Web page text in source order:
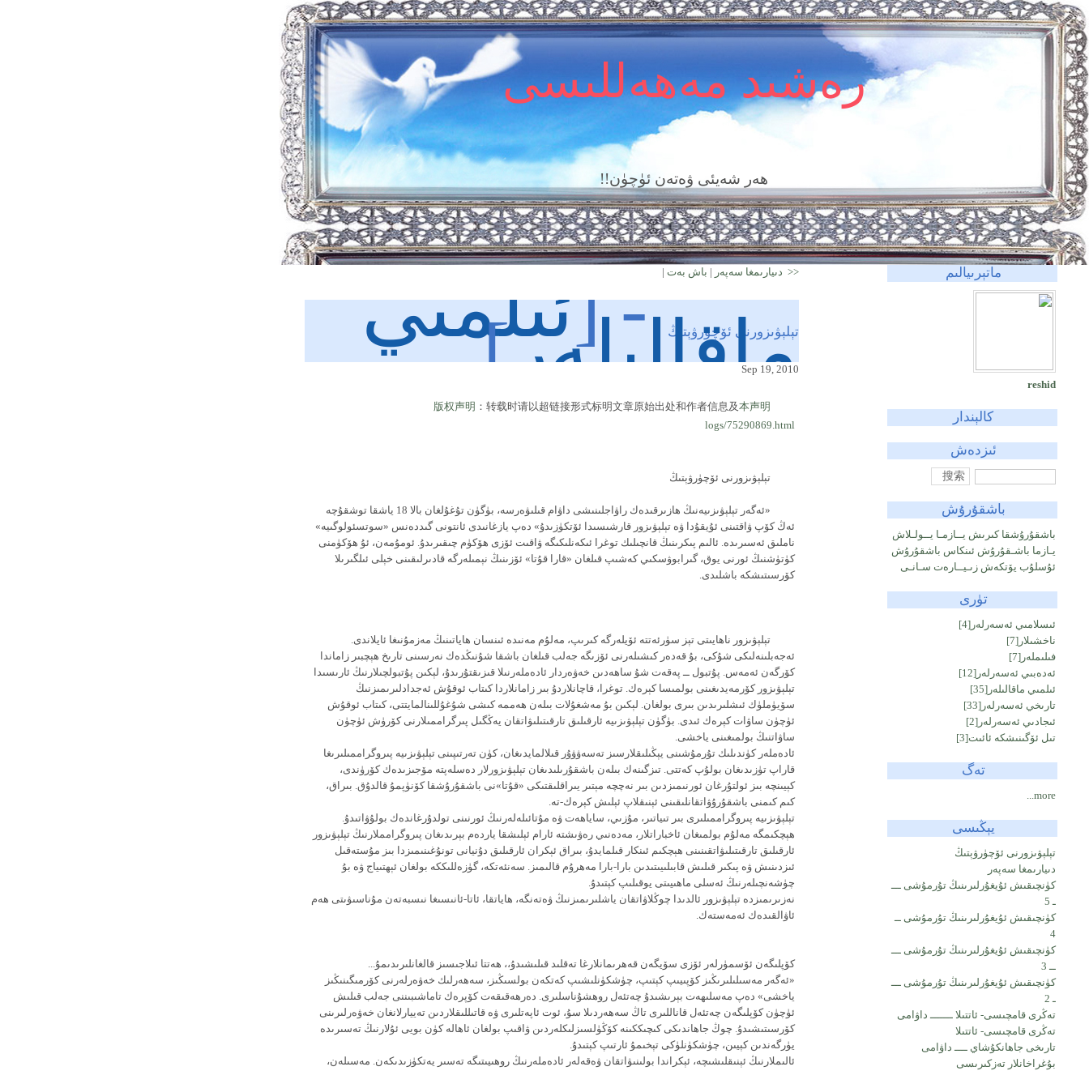
رەشىد مەھەللىسى
ھەر شەيئى ۋەتەن ئۈچۈن!!
<< دىيارىمغا سەپەر باش بەت
تېلېۋىزورنى ئۆچۈرۋېتىڭ- [ئىلمىيماقالىلەر] Sep 19, 2010
版权声明 ：转载时请以超链接形式标明文章原始出处和作者信息及本声明
logs/75290869.html
تېلېۋىزورنى ئۆچۈرۋېتىڭ
«ئەگەر تېلېۋىزىيەنىڭ ھازىرقىدەك راۋاجلىنىشى داۋام قىلىۋەرسە، بۈگۈن تۇغۇلغان بالا 18 ياشقا توشقۇچە
ئەڭ كۆپ ۋاقتىنى ئۇيقۇدا ۋە تېلېۋىزور قارشىسىدا ئۆتكۈزىدۇ» دەپ يازغانىدى ئانتونى گىددەنس «سوتسئولوگىيە»
ناملىق ئەسىرىدە. ئالىم پىكرىنىڭ قانچىلىك توغرا ئىكەنلىكىگە ۋاقىت ئۆزى ھۆكۈم چىقىرىدۇ. ئومۇمەن، ئۇ ھۆكۈمنى
كۈتۈشنىڭ ئورنى يوق، گىرابوۋسكىي كەشىپ قىلغان «قارا قۇتا» ئۆزىنىڭ نېمىلەرگە قادىرلىقىنى خېلى ئىلگىرىلا
كۆرسىتىشكە باشلىدى.
تېلېۋىزور ناھايىتى تېز سۈرئەتتە ئۆيلەرگە كىرىپ، مەلۇم مەنىدە ئىنسان ھاياتىنىڭ مەزمۇنىغا ئايلاندى.
ئەجەبلىنەلىكى شۇكى، بۇ قەدەر كىشىلەرنى ئۆزىگە جەلب قىلغان باشقا شۇنىڭدەك نەرسىنى تارىخ ھېچبىر زاماندا
كۆرگەن ئەمەس. پۇتبول ــ پەقەت شۇ ساھەدىن خەۋەردار ئادەملەرنىلا قىزىقتۇرىدۇ، لېكىن پۇتبولچىلارنىڭ ئارىسىدا
تېلېۋىزور كۆرمەيدىغىنى بولمىسا كېرەك. توغرا، قاچانلاردۇ بىر زامانلاردا كىتاب ئوقۇش ئەجدادلىرىمىزنىڭ
سۆيۈملۈك ئىشلىرىدىن بىرى بولغان. لېكىن بۇ مەشغۇلات بىلەن ھەممە كىشى شۇغۇللىنالمايتتى، كىتاب ئوقۇش
ئۈچۈن ساۋات كېرەك ئىدى. بۈگۈن تېلېۋىزىيە ئارقىلىق تارقىتىلىۋاتقان يەڭگىل پىرگراممىلارنى كۆرۈش ئۈچۈن
ساۋاتنىڭ بولمىغىنى ياخشى.
ئادەملەر كۈندىلىك تۇرمۇشىنى يېڭىلىقلارسىز تەسەۋۋۇر قىلالمايدىغان، كۈن تەرتىپىنى تېلېۋىزىيە پىروگراممىلىرىغا
قاراپ تۈزىدىغان بولۇپ كەتتى. تىزگىنەك بىلەن باشقۇرىلىدىغان تېلېۋىزورلار دەسلەپتە مۆجىزىدەك كۆرۈندى،
كېيىنچە بىز ئولتۇرغان ئورنىمىزدىن بىر نەچچە مېتىر يىراقلىقتىكى «قۇتا»نى باشقۇرۇشقا كۆنۈپمۇ قالدۇق. بىراق،
كىم كىمنى باشقۇرۇۋاتقانلىقىنى ئېنىقلاپ ئېلىش كېرەك-تە.
تېلېۋىزىيە پىروگراممىلىرى بىر تىياتىر، مۇزىي، ساياھەت ۋە مۇتائىلەلەرنىڭ ئورنىنى تولدۇرغاندەك بولۇۋاتىدۇ.
ھېچكىمگە مەلۇم بولمىغان ئاخباراتلار، مەدەنىي رەۋىشتە ئارام ئېلىشقا ياردەم بېرىدىغان پىروگرامملارنىڭ تېلېۋىزور
ئارقىلىق تارقىتىلىۋاتقىنىنى ھېچكىم ئىنكار قىلمايدۇ، بىراق ئېكران ئارقىلىق دۇنيانى تونۇغىنىمىزدا بىز مۇستەقىل
ئىزدىنىش ۋە پىكىر قىلىش قابىلىيىتىدىن بارا-بارا مەھرۇم قالىمىز. سەنئەتكە، گۈزەللىككە بولغان ئېھتىياج ۋە بۇ
چۈشەنچىلەرنىڭ ئەسلى ماھىيىتى يوقىلىپ كېتىدۇ.
نەزىرىمىزدە تېلېۋىزور ئالدىدا چوڭلاۋاتقان ياشلىرىمىزنىڭ ۋەتەنگە، ھاياتقا، ئاتا-ئانىسىغا نىسبەتەن مۇناسىۋىتى ھەم
ئاۋالقىدەك ئەمەستەك.
كۆپلىگەن ئۆسمۈرلەر ئۆزى سۆيگەن قەھرىمانلارغا تەقلىد قىلىشىدۇ،، ھەتتا ئىلاجىسىز قالغانلىرىدىمۇ...
«ئەگەر مەسىلىلىرىڭىز كۆپىيىپ كېتىپ، چۈشكۈنلىشىپ كەتكەن بولسىڭىز، سەھەرلىك خەۋەرلەرنى كۆرمىگىنىڭىز
ياخشى» دەپ مەسلىھەت بېرىشىدۇ چەتئەل روھشۇناسلىرى. دەرھەقىقەت كۆپرەك تاماشىبىننى جەلب قىلىش
ئۈچۈن كۆپلىگەن چەتئەل قاناللىرى تاڭ سەھەردىلا سۇ، ئوت ئاپەتلىرى ۋە قاتىللىقلاردىن تەييارلانغان خەۋەرلىرىنى
كۆرسىتىشىدۇ. چوڭ جاھاندىكى كىچىككىنە كۆڭۈلسىزلىكلەردىن ۋاقىپ بولغان ئاھالە كۈن بويى ئۇلارنىڭ تەسىرىدە
يۈرگەندىن كېيىن، چۈشكۈنلۈكى تېخىمۇ ئارتىپ كېتىدۇ.
ئالىملارنىڭ ئېنىقلىشىچە، ئېكراندا بولىنىۋاتقان ۋەقەلەر ئادەملەرنىڭ روھىيىتىگە تەسىر يەتكۈزىدىكەن. مەسىلەن،
ماتېرىيالىم
reshid
كالېندار
ئىزدەش
باشقۇرۇش
باشقۇرۇشقا كىرىش يــازمـا يــولـلاش
يـازما باشـقۇرۇش ئىنكاس باشقۇرۇش
ئۇسلۇب يۆتكەش زىـيــارەت سـانـى
تۈرى
ئىسلامىي ئەسەرلەر [4]
ناخشىلار [7]
فىلىملەر [7]
ئەدەبىي ئەسەرلەر [12]
ئىلمىي ماقالىلەر [35]
تارىخي ئەسەرلەر [33]
ئىجادىي ئەسەرلەر [2]
تىل ئۆگىنىشكە ئائىت[3]
تەگ
more...
يېڭىسى
تېلېۋىزورنى ئۆچۈرۋېتىڭ
دىيارىمغا سەپەر
كۈنچىقىش ئۇيغۇرلىرىنىڭ تۇرمۇشى ـــ
ـ 5
كۈنچىقىش ئۇيغۇرلىرىنىڭ تۇرمۇشى ــ
4
كۈنچىقىش ئۇيغۇرلىرىنىڭ تۇرمۇشى ـــ
ــ 3
كۈنچىقىش ئۇيغۇرلىرىنىڭ تۇرمۇشى ـــ
ـ 2
تەڭرى قامچىسى- ئاتتىلا ـــــــ داۋامى
تەڭرى قامچىسى- ئاتتىلا
تارىخى جاھانكۇشاي ــــ داۋامى
بۇغراخانلار تەزكىرىسى